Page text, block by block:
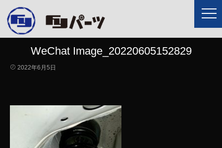
WeChat Image_20220605152829
2022年6月5日